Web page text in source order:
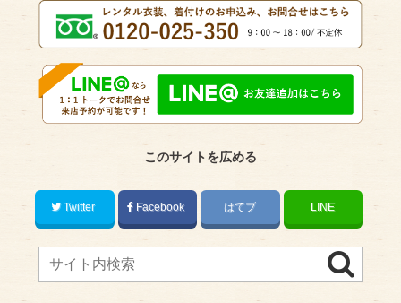
このサイトを広める
Twitter Facebook はてブ LINE